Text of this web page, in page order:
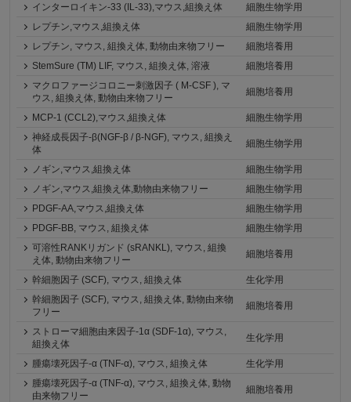
インターロイキン-33 (IL-33),マウス,組換え体
細胞生物学用
レプチン,マウス,組換え体
細胞生物学用
レプチン, マウス, 組換え体, 動物由来物フリー
細胞培養用
StemSure (TM) LIF, マウス, 組換え体, 溶液
細胞培養用
マクロファージコロニー刺激因子 ( M-CSF ), マ
ウス, 組換え体, 動物由来物フリー
細胞培養用
MCP-1 (CCL2),マウス,組換え体
細胞生物学用
神経成長因子-β(NGF-β / β-NGF), マウス, 組換え
体
細胞生物学用
ノギン,マウス,組換え体
細胞生物学用
ノギン,マウス,組換え体,動物由来物フリー
細胞生物学用
PDGF-AA,マウス,組換え体
細胞生物学用
PDGF-BB, マウス, 組換え体
細胞生物学用
可溶性RANKリガンド (sRANKL), マウス, 組換
え体, 動物由来物フリー
細胞培養用
幹細胞因子 (SCF), マウス, 組換え体
生化学用
幹細胞因子 (SCF), マウス, 組換え体, 動物由来物
フリー
細胞培養用
ストローマ細胞由来因子-1α (SDF-1α), マウス,
組換え体
生化学用
腫瘍壊死因子-α (TNF-α), マウス, 組換え体
生化学用
腫瘍壊死因子-α (TNF-α), マウス, 組換え体, 動物
由来物フリー
細胞培養用